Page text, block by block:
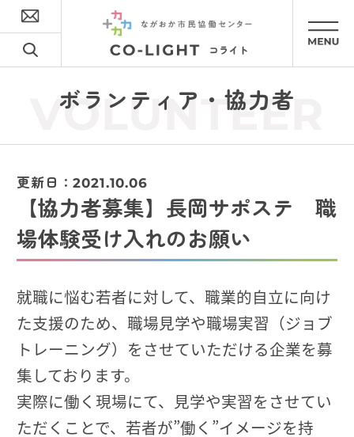
ボランティア・協力者
VOLUNTEER
更新日：2021.10.06
【協力者募集】長岡サポステ 職
場体験受け入れのお願い
就職に悩む若者に対して、職業的自立に向け
た支援のため、職場見学や職場実習（ジョブ
トレーニング）をさせていただける企業を募
集しております。
実際に働く現場にて、見学や実習をさせてい
ただくことで、若者が”働く”イメージを持